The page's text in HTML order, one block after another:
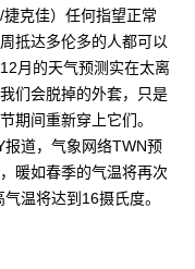
/捷克佳）任何指望正常
抵达多伦多的人都可以
月的天气预测实在太离
们会脱掉的外套，只是
期间重新穿上它们。
报道，气象网络TWN预
暖如春季的气温将再次
温将达到16摄氏度。